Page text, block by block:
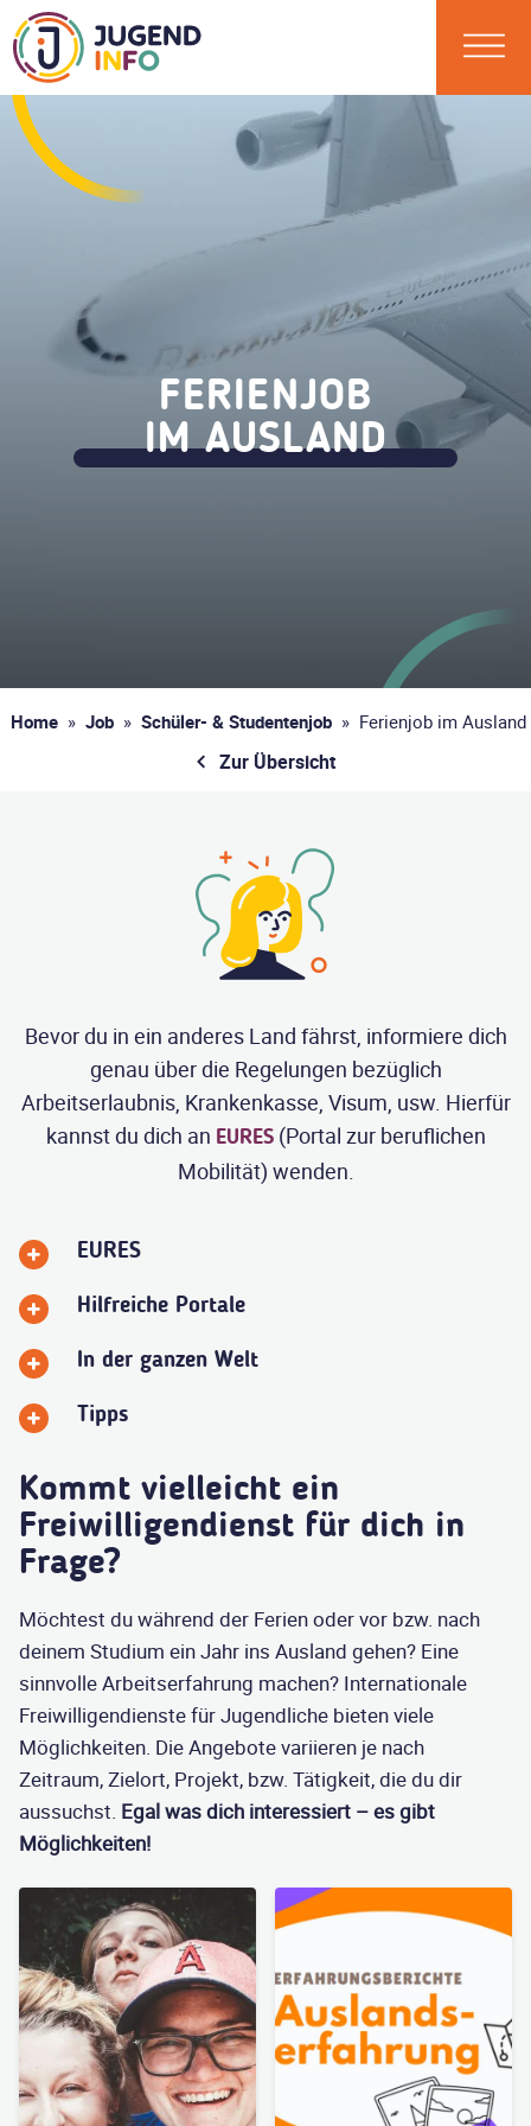
FERIENJOB
IM AUSLAND
Home » Job » Schüler- & Studentenjob » Ferienjob im Ausland
Zur Übersicht
Bevor du in ein anderes Land fährst, informiere dich
genau über die Regelungen bezüglich
Arbeitserlaubnis, Krankenkasse, Visum, usw. Hierfür
kannst du dich an EURES(Portal zur beruflichen
Mobilität) wenden.
EURES
Hilfreiche Portale
In der ganzen Welt
Tipps
Kommt vielleicht ein
Freiwilligendienst für dich in
Frage?
Möchtest du während der Ferien oder vor bzw. nach
deinem Studium ein Jahr ins Ausland gehen? Eine
sinnvolle Arbeitserfahrung machen? Internationale
Freiwilligendienste für Jugendliche bieten viele
Möglichkeiten. Die Angebote variieren je nach
Zeitraum, Zielort, Projekt, bzw. Tätigkeit, die du dir
aussuchst. Egal was dich interessiert – es gibt
Möglichkeiten!